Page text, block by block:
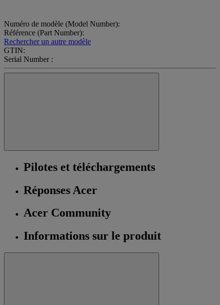
Numéro de modèle (Model Number):
Référence (Part Number):
Rechercher un autre modèle
GTIN:
Serial Number :
Pilotes et téléchargements
Réponses Acer
Acer Community
Informations sur le produit